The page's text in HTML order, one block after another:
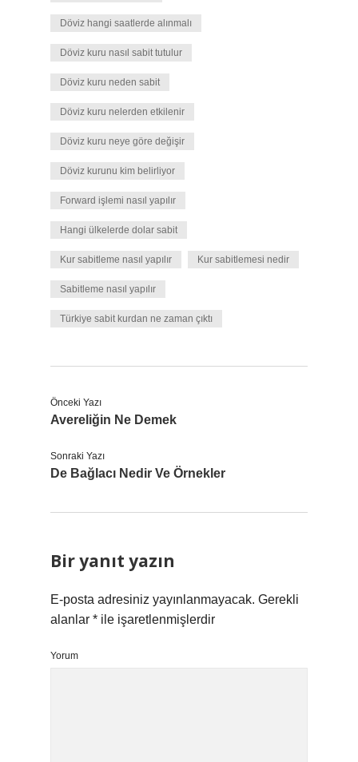
Döviz hangi saatlerde alınmalı
Döviz kuru nasıl sabit tutulur
Döviz kuru neden sabit
Döviz kuru nelerden etkilenir
Döviz kuru neye göre değişir
Döviz kurunu kim belirliyor
Forward işlemi nasıl yapılır
Hangi ülkelerde dolar sabit
Kur sabitleme nasıl yapılır Kur sabitlemesi nedir
Sabitleme nasıl yapılır
Türkiye sabit kurdan ne zaman çıktı
Önceki Yazı
Avereliğin Ne Demek
Sonraki Yazı
De Bağlacı Nedir Ve Örnekler
Bir yanıt yazın
E-posta adresiniz yayınlanmayacak. Gerekli
alanlar * ile işaretlenmişlerdir
Yorum